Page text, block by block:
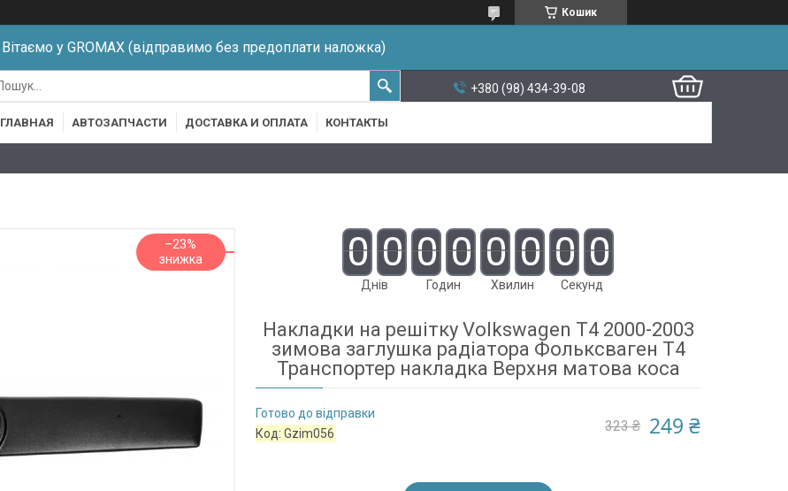
Кошик
Вітаємо у GROMAX (відправимо без предоплати наложка)
+380 (98) 434-39-08
ГЛАВНАЯ АВТОЗАПЧАСТИ ДОСТАВКА И ОПЛАТА КОНТАКТЫ
–23% 0 0
Днів
0 0
Годин
0 0
Хвилин
0 0
Секунд
Накладки на решітку Volkswagen T4 2000-2003
зимова заглушка радіатора Фольксваген Т4
Транспортер накладка Верхня матова коса
Готово до відправки
Код:Gzim056 323 ₴ 249 ₴